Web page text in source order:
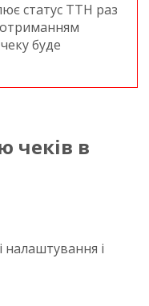
статус ТТН раз
буде
чеків в
і